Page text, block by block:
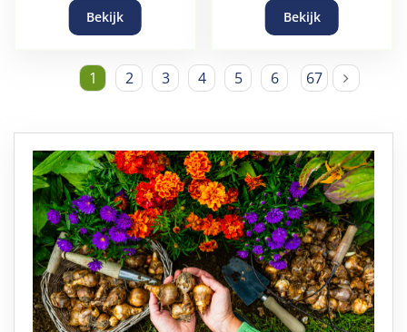
Bekijk Bekijk
1 2 3 4 5 6 67